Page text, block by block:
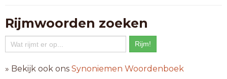
afwas
alras
atlas
belas
bewas
bijas
Rijmwoorden zoeken
» Bekijk ook ons Synoniemen Woordenboek